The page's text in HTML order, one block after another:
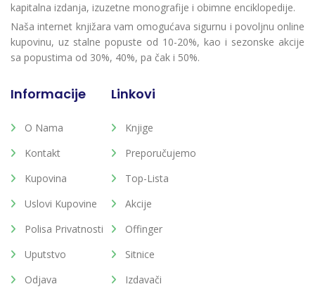
kapitalna izdanja, izuzetne monografije i obimne enciklopedije.
Naša internet knjižara vam omogućava sigurnu i povoljnu online
kupovinu, uz stalne popuste od 10-20%, kao i sezonske akcije
sa popustima od 30%, 40%, pa čak i 50%.
Informacije
O Nama
Kontakt
Kupovina
Uslovi Kupovine
Polisa Privatnosti
Uputstvo
Odjava
Linkovi
Knjige
Preporučujemo
Top-Lista
Akcije
Offinger
Sitnice
Izdavači